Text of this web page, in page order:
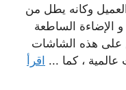
وكانه يطل من
و الإضاءة الساطعة
على هذه الشاشات
عالمية ، كما ... اقرأ